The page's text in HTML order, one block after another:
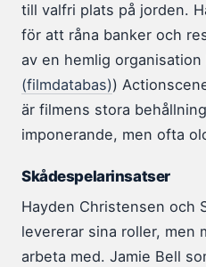
till valfri plats på jorden.
för att råna banker och
av en hemlig organisation
(filmdatabas))
är filmens stora
imponerande, men ofta
Skådespelarinsatser
Hayden Christensen och
levererar sina roller, men
arbeta med. Jamie Bell